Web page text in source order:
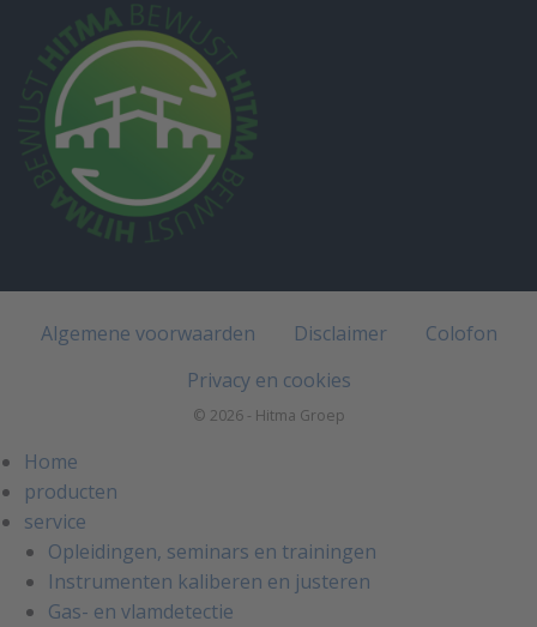
Algemene voorwaarden Disclaimer
Colofon
Privacy en cookies
© 2026 - Hitma Groep
Home
producten
service
Opleidingen, seminars en trainingen
Instrumenten kaliberen en justeren
Gas- en vlamdetectie